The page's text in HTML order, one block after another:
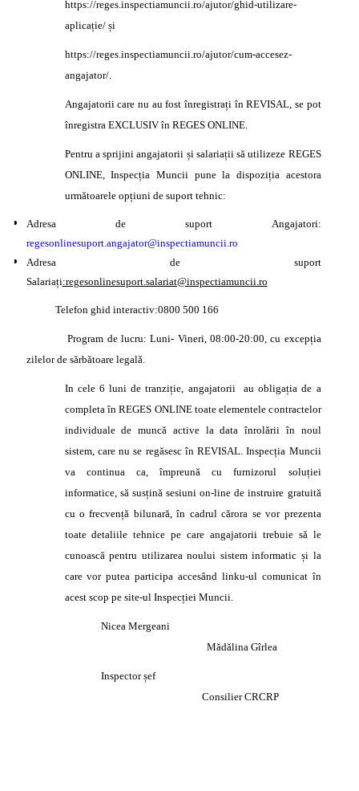
https://reges.inspectiamuncii.ro/ajutor/ghid-utilizare-
aplicație/ și
https://reges.inspectiamuncii.ro/ajutor/cum-accesez-
angajator/.
Angajatorii care nu au fost înregistrați în REVISAL, se pot
înregistra EXCLUSIV în REGES ONLINE.
Pentru a sprijini angajatorii și salariații să utilizeze REGES
ONLINE, Inspecția Muncii pune la dispoziția acestora
următoarele opțiuni de suport tehnic:
Adresa de suport Angajatori:
regesonlinesuport.angajator@inspectiamuncii.ro
Adresa de suport
Salariați:regesonlinesuport.salariat@inspectiamuncii.ro
Telefon ghid interactiv:0800 500 166
Program de lucru: Luni- Vineri, 08:00-20:00, cu excepția
zilelor de sărbătoare legală.
In cele 6 luni de tranziție, angajatorii au obligația de a
completa în REGES ONLINE toate elementele contractelor
individuale de muncă active la data înrolării în noul
sistem, care nu se regăsesc în REVISAL. Inspecția Muncii
va continua ca, împreună cu furnizorul soluției
informatice, să susțină sesiuni on-line de instruire gratuită
cu o frecvență bilunară, în cadrul cărora se vor prezenta
toate detaliile tehnice pe care angajatorii trebuie să le
cunoască pentru utilizarea noului sistem informatic și la
care vor putea participa accesând linku-ul comunicat în
acest scop pe site-ul Inspecției Muncii.
Nicea Mergeani
Mădălina Gîrlea
Inspector șef
Consilier CRCRP